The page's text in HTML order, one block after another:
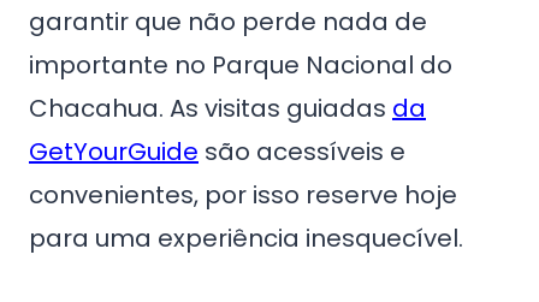
garantir que não perde nada de
importante no Parque Nacional do
Chacahua. As visitas guiadas da
GetYourGuide são acessíveis e
convenientes, por isso reserve hoje
para uma experiência inesquecível.